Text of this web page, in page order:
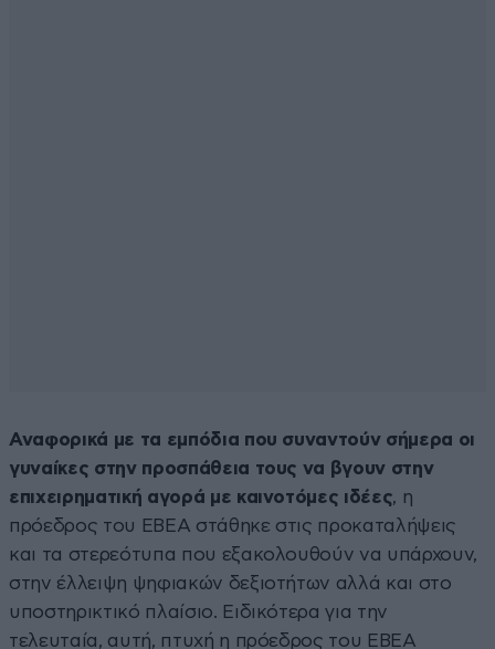
Αναφορικά με τα εμπόδια που συναντούν σήμερα οι
γυναίκες στην προσπάθεια τους να βγουν στην
επιχειρηματική αγορά με καινοτόμες ιδέες, η
πρόεδρος του ΕΒΕΑ στάθηκε στις προκαταλήψεις
και τα στερεότυπα που εξακολουθούν να υπάρχουν,
στην έλλειψη ψηφιακών δεξιοτήτων αλλά και στο
υποστηρικτικό πλαίσιο. Ειδικότερα για την
τελευταία, αυτή, πτυχή η πρόεδρος του ΕΒΕΑ